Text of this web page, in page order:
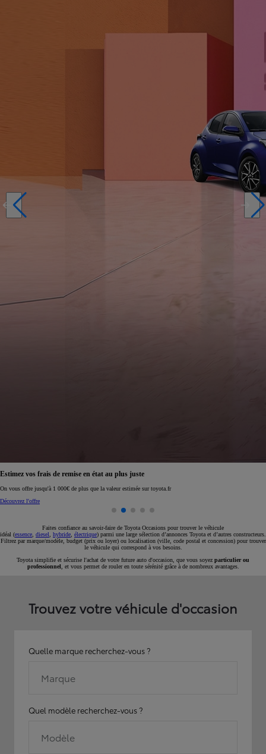
Réservez en ligne votre occasion pour 1€ seulement
Réservez en ligne
Faites confiance au savoir-faire de Toyota Occasions pour trouver le véhicule
idéal (essence diesel hybride électrique) parmi une large sélection d’annonces Toyota et d’autres constructeurs.
Filtrez par marque/modèle, budget (prix ou loyer) ou localisation (ville, code postal et concession) pour trouver
le véhicule qui correspond à vos besoins.
Toyota simplifie et sécurise l'achat de votre future auto d'occasion, que vous soyez particulier ou
professionnel , et vous permet de rouler en toute sérénité grâce à de nombreux avantages.
Trouvez votre véhicule d'occasion
Quelle marque recherchez-vous ?
Marque
Quel modèle recherchez-vous ?
Modèle